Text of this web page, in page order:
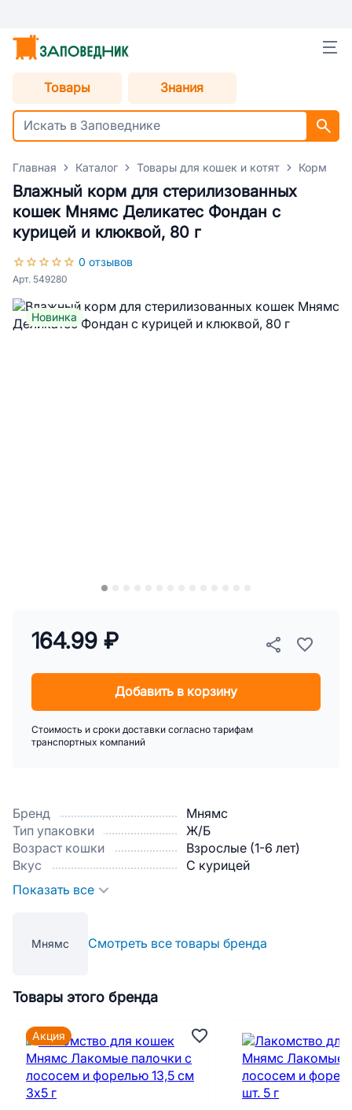
Товары Знания
Главная Каталог Товары для кошек и котят Корм
Влажный корм для стерилизованных
кошек Мнямс Деликатес Фондан с
курицей и клюквой, 80 г
0 отзывов
Арт. 549280
Новинка
Бренд
Мнямс
Тип упаковки
Ж/Б
Возраст кошки
Взрослые (1-6 лет)
Вкус
С курицей
Показать все
Мнямс Смотреть все товары бренда
164.99 ₽
Добавить в корзину
Стоимость и сроки доставки согласно тарифам
транспортных компаний
Товары этого бренда
Акция